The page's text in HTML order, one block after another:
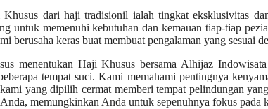
dari haji tradisionil ialah tingkat eksklusivitas
untuk memenuhi kebutuhan dan kemauan tiap-tiap
berusaha keras buat membuat pengalaman yang sesuai
menentukan Haji Khusus bersama Alhijaz
tempat suci. Kami memahami pentingnya
yang dipilih cermat memberi tempat pelindungan
memungkinkan Anda untuk sepenuhnya fokus